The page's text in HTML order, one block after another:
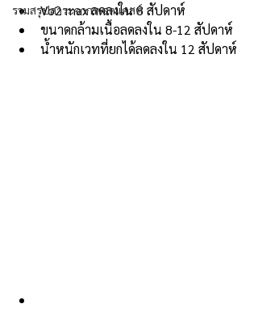
รวมสรุปสาระจากพอดแคสต์
Vo2 max ลดลงใน 8 สัปดาห์
ขนาดกล้ามเนื้อลดลงใน 8-12 สัปดาห์
น้ำหนักเวทที่ยกได้ลดลงใน 12 สัปดาห์